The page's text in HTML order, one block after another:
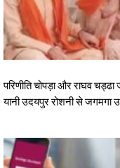
परिणीति चोपड़ा और राघव
यानी उदयपुर रोशनी से जगमगा